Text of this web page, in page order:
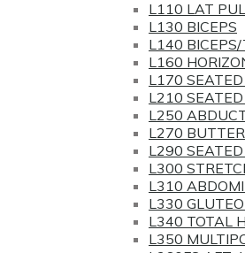
L110 LAT
L130 BICEPS
L140 BICEPS/
L160
L170 SEATED
L210
L250
L270
L290
L300
L310
L330
L340 TOTAL
L350